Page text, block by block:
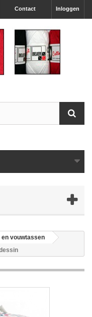
Inloggen
Contact
en vouwtassen